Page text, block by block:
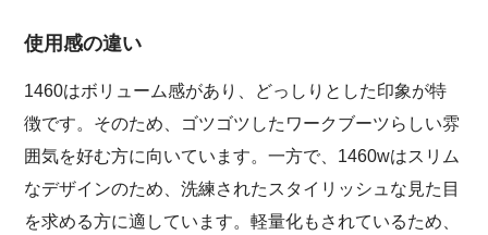
使用感の違い
1460はボリューム感があり、どっしりとした印象が特
徴です。そのため、ゴツゴツしたワークブーツらしい雰
囲気を好む方に向いています。一方で、1460wはスリム
なデザインのため、洗練されたスタイリッシュな見た目
を求める方に適しています。軽量化もされているため、